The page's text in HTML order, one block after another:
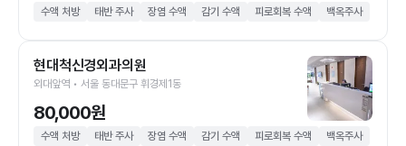
수액 처방 태반 주사 장염 수액 감기 수액 피로회복 수액 백옥주사
현대척신경외과의원
외대앞역 • 서울 동대문구 휘경제1동
80,000원
수액 처방 태반 주사 장염 수액 감기 수액 피로회복 수액 백옥주사